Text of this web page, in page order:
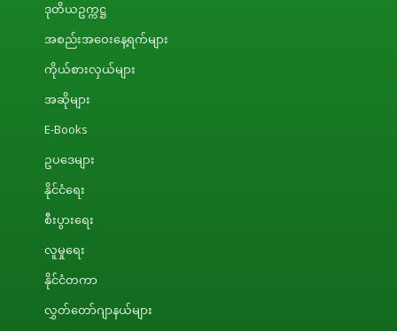
ဒုတိယဥက္ကဋ္ဌ
အစည်းအဝေးနေ့ရက်များ
ကိုယ်စားလှယ်များ
အဆိုများ
E-Books
ဥပဒေများ
နိုင်ငံရေး
စီးပွားရေး
လူမှုရေး
နိုင်ငံတကာ
လွှတ်တော်ဂျာနယ်များ